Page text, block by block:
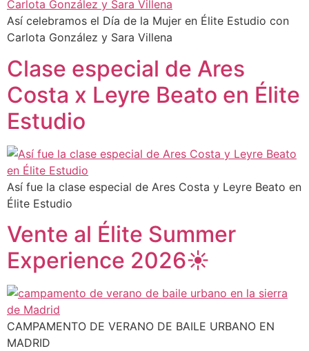
Así celebramos el Día de la Mujer en Élite Estudio con
Carlota González y Sara Villena
Clase especial de Ares
Costa x Leyre Beato en Élite
Estudio
Así fue la clase especial de Ares Costa y Leyre Beato en
Élite Estudio
Vente al Élite Summer
Experience 2026☀️
CAMPAMENTO DE VERANO DE BAILE URBANO EN
MADRID